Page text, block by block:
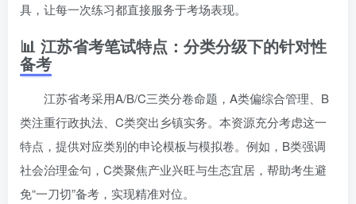
具，让每一次练习都直接服务于考场表现。
📊 江苏省考笔试特点：分类分级下的针对性
备考
江苏省考采用A/B/C三类分卷命题，A类偏综合管理、B
类注重行政执法、C类突出乡镇实务。本资源充分考虑这一
特点，提供对应类别的申论模板与模拟卷。例如，B类强调
社会治理金句，C类聚焦产业兴旺与生态宜居，帮助考生避
免“一刀切”备考，实现精准对位。